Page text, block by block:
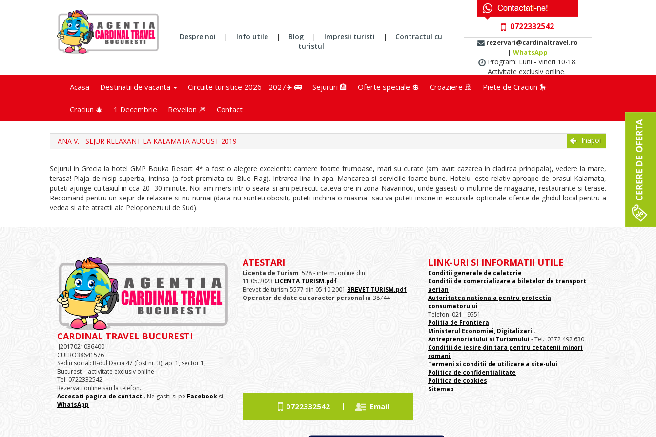
Despre noi | Info utile | Blog | Impresii turisti |
Contractul cu
turistul
0722332542
rezervari@cardinaltravel.ro
| WhatsApp
Program: Luni - Vineri 10-18.
Activitate exclusiv online.
Acasa Destinatii de vacanta Circuite turistice 2026 - 2027✈️ 🚌 Sejururi 🏨 Oferte speciale 💲 Croaziere 🚢 Piete de Craciun 🎠
Craciun 🎄 1 Decembrie Revelion 🎆 Contact
ANA V. - SEJUR RELAXANT LA KALAMATA AUGUST 2019 Inapoi
Sejurul in Grecia la hotel GMP Bouka Resort 4* a fost o alegere excelenta: camere foarte frumoase, mari su curate (am avut cazarea in cladirea principala), vedere la mare,
terasa! Plaja de nisip superba, intinsa (a fost premiata cu Blue Flag). Intrarea lina in apa. Mancarea si serviciile foarte bune. Hotelul este relativ aproape de orasul Kalamata,
puteti ajunge cu taxiul in cca 20 -30 minute. Noi am mers intr-o seara si am petrecut cateva ore in zona Navarinou, unde gasesti o multime de magazine, restaurante si terase.
Recomand pentru un sejur de relaxare si nu numai (daca nu sunteti obositi, puteti inchiria o masina sau va puteti inscrie in excursiile optionale oferite de ghidul local pentru a
vedea si alte atractii ale Peloponezului de Sud).
CARDINAL TRAVEL BUCURESTI
J2017021036400
CUI RO38641576
Sediu social: B-dul Dacia 47 (fost nr. 3), ap. 1, sector 1,
Bucuresti - activitate exclusiv online
Tel: 0722332542
Rezervati online sau la telefon.
Accesati pagina de contact.. Ne gasiti si pe Facebook si
WhatsApp
ATESTARI
Licenta de Turism 528 - interm. online din
11.05.2023 LICENTA TURISM.pdf
Brevet de turism 5577 din 05.10.2001 BREVET TURISM.pdf
Operator de date cu caracter personal nr 38744
LINK-URI SI INFORMATII UTILE
Conditii generale de calatorie
Conditii de comercializare a biletelor de transport
aerian
Autoritatea nationala pentru protectia
consumatorului
Telefon: 021 - 9551
Politia de Frontiera
Ministerul Economiei, Digitalizarii.
Antreprenoriatului si Turismului - Tel.: 0372 492 630
Conditii de iesire din tara pentru cetatenii minori
romani
Termeni si conditii de utilizare a site-ului
Politica de confidentialitate
Politica de cookies
Sitemap
0722332542| Email